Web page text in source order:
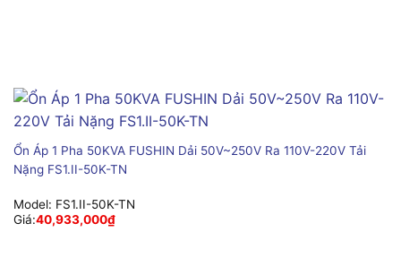
Ổn Áp 1 Pha 50KVA FUSHIN Dải 50V~250V Ra 110V-220V Tải
Nặng FS1.II-50K-TN
Model: FS1.II-50K-TN
Giá:40,933,000₫